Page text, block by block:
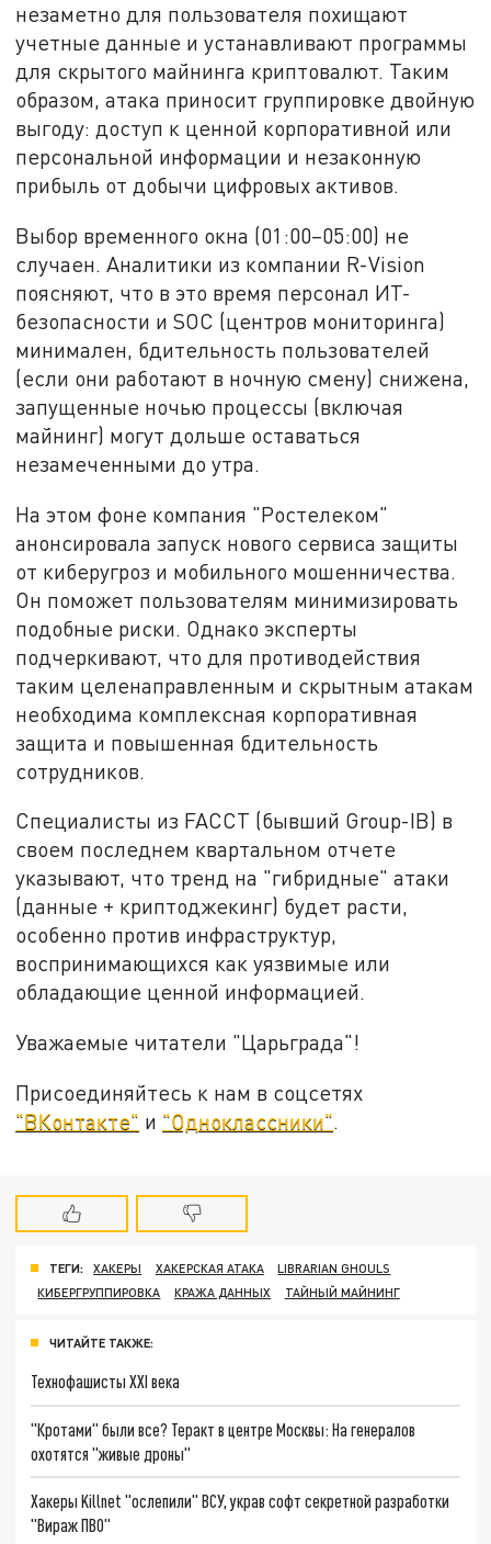
незаметно для пользователя похищают
учетные данные и устанавливают программы
для скрытого майнинга криптовалют. Таким
образом, атака приносит группировке двойную
выгоду: доступ к ценной корпоративной или
персональной информации и незаконную
прибыль от добычи цифровых активов.
Выбор временного окна (01:00–05:00) не
случаен. Аналитики из компании R-Vision
поясняют, что в это время персонал ИТ-
безопасности и SOC (центров мониторинга)
минимален, бдительность пользователей
(если они работают в ночную смену) снижена,
запущенные ночью процессы (включая
майнинг) могут дольше оставаться
незамеченными до утра.
На этом фоне компания "Ростелеком"
анонсировала запуск нового сервиса защиты
от киберугроз и мобильного мошенничества.
Он поможет пользователям минимизировать
подобные риски. Однако эксперты
подчеркивают, что для противодействия
таким целенаправленным и скрытным атакам
необходима комплексная корпоративная
защита и повышенная бдительность
сотрудников.
Специалисты из FACCT (бывший Group-IB) в
своем последнем квартальном отчете
указывают, что тренд на "гибридные" атаки
(данные + криптоджекинг) будет расти,
особенно против инфраструктур,
воспринимающихся как уязвимые или
обладающие ценной информацией.
Уважаемые читатели "Царьграда"!
Присоединяйтесь к нам в соцсетях
"ВКонтакте" и "Одноклассники"
ТЕГИ: ХАКЕРЫ ХАКЕРСКАЯ АТАКА
LIBRARIAN GHOULS
КИБЕРГРУППИРОВКА
КРАЖА ДАННЫХ ТАЙНЫЙ МАЙНИНГ
ЧИТАЙТЕ ТАКЖЕ:
Технофашисты XXI века
"Кротами" были все? Теракт в центре Москвы: На генералов
охотятся "живые дроны"
Хакеры Killnet "ослепили" ВСУ, украв софт секретной разработки
"Вираж ПВО"